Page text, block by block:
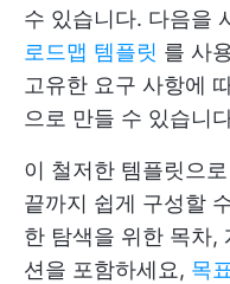
수 있습니다. 다음을
로드맵 템플릿 를 사
고유한 요구 사항에
으로 만들 수 있습니
이 철저한 템플릿으
끝까지 쉽게 구성할
한 탐색을 위한 목차,
션을 포함하세요, 목